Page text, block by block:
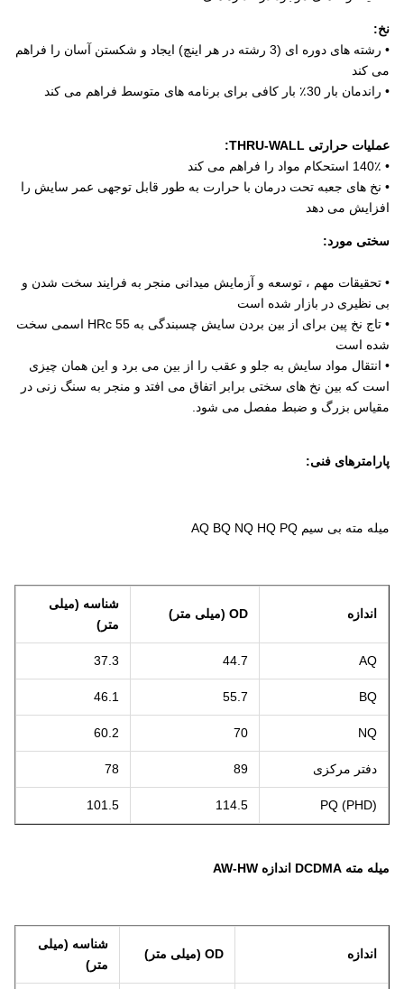
نخ:
• رشته های دوره ای (3 رشته در هر اینچ) ایجاد و شکستن آسان را فراهم
می کند
• راندمان بار 30٪ بار کافی برای برنامه های متوسط ​​فراهم می کند
عملیات حرارتی THRU-WALL:
• 140٪ استحکام مواد را فراهم می کند
• نخ های جعبه تحت درمان با حرارت به طور قابل توجهی عمر سایش را
افزایش می دهد
سختی مورد:
• تحقیقات مهم ، توسعه و آزمایش میدانی منجر به فرایند سخت شدن و
بی نظیری در بازار شده است
• تاج نخ پین برای از بین بردن سایش چسبندگی به 55 HRc اسمی سخت
شده است
• انتقال مواد سایش به جلو و عقب را از بین می برد و این همان چیزی
است که بین نخ های سختی برابر اتفاق می افتد و منجر به سنگ زنی در
مقیاس بزرگ و ضبط مفصل می شود.
پارامترهای فنی:
میله مته بی سیم AQ BQ NQ HQ PQ
اندازه OD (میلی متر)
شناسه (میلی
متر)
AQ
44.7
37.3
BQ
55.7
46.1
NQ
70
60.2
دفتر مرکزی 89
78
PQ (PHD)
114.5
101.5
میله مته DCDMA اندازه AW-HW
اندازه OD (میلی متر)
شناسه (میلی
متر)